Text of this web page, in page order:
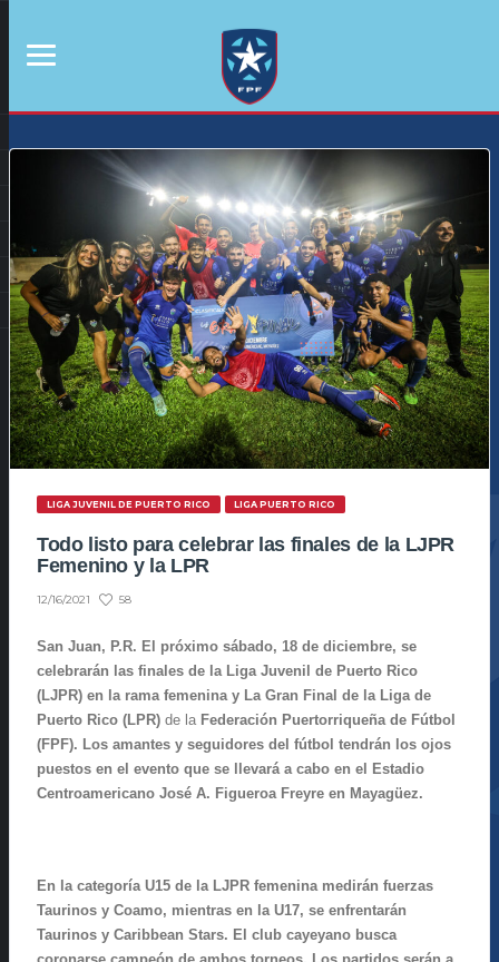
LIGA JUVENIL DE PUERTO RICO LIGA PUERTO RICO
Todo listo para celebrar las finales de la LJPR
Femenino y la LPR
12/16/2021 58
San Juan, P.R. El próximo sábado, 18 de diciembre, se
celebrarán las finales de la Liga Juvenil de Puerto Rico
(LJPR) en la rama femenina y La Gran Final de la Liga de
Puerto Rico (LPR) de la Federación Puertorriqueña de Fútbol
(FPF). Los amantes y seguidores del fútbol tendrán los ojos
puestos en el evento que se llevará a cabo en el Estadio
Centroamericano José A. Figueroa Freyre en Mayagüez.
En la categoría U15 de la LJPR femenina medirán fuerzas
Taurinos y Coamo, mientras en la U17, se enfrentarán
Taurinos y Caribbean Stars. El club cayeyano busca